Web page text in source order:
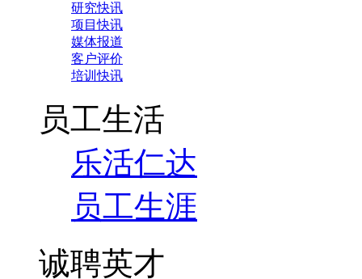
研究快讯
项目快讯
媒体报道
客户评价
培训快讯
员工生活
乐活仁达
员工生涯
诚聘英才